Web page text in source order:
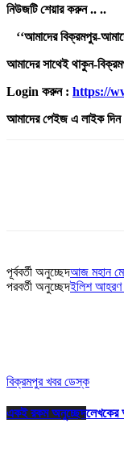
নিউজটি শেয়ার করুন .. ..
‘‘আমাদের বিক্রমপুর-
আমাদের সাথেই থাকুন-
Login করুন : https://
আমাদের পেইজ এ লাইক দিন
পূর্ববর্তী অনুচ্ছেদআজ মহান মে
পরবর্তী অনুচ্ছেদইলিশ আহরণ
বিক্রমপুর খবর ডেস্ক
একই রকম অনুচ্ছেদ